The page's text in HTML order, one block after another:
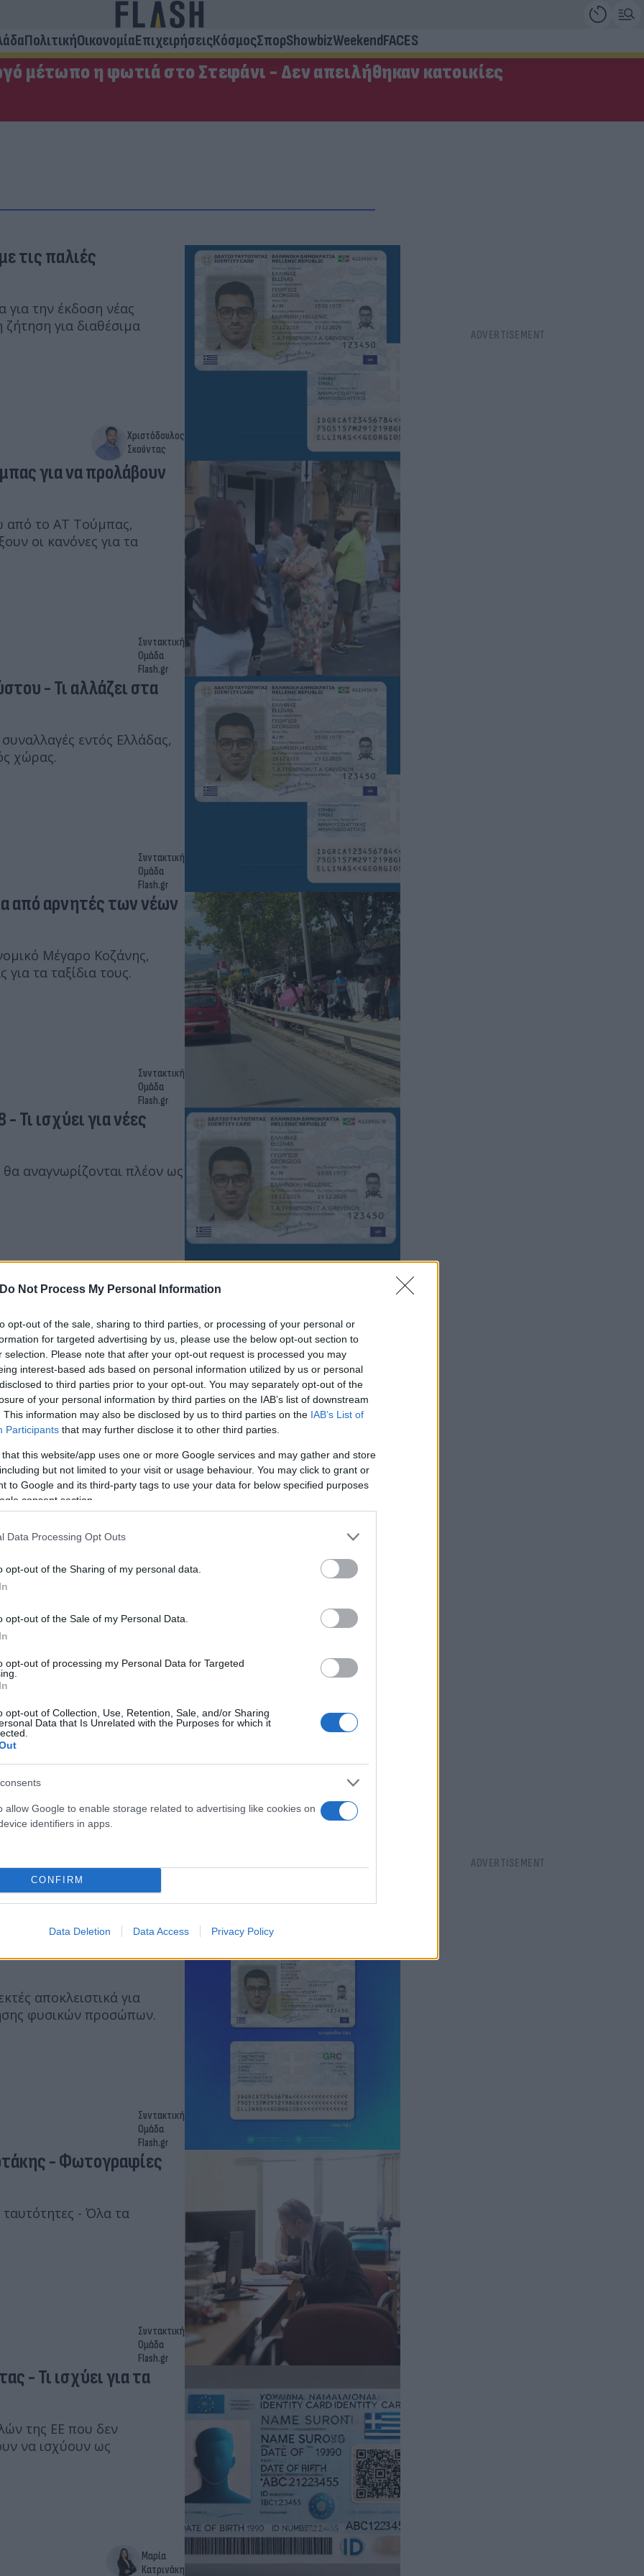
Do Not Process My Personal Information
opt-out of the sale, sharing to third parties, or processing of your personal or
for targeted advertising by us, please use the below opt-out section to
selection. Please note that after your opt-out request is processed you may
interest-based ads based on personal information utilized by us or personal
to third parties prior to your opt-out. You may separately opt-out of the
of your personal information by third parties on the IAB’s list of downstream
This information may also be disclosed by us to third parties on the IAB’s List of
Participants that may further disclose it to other third parties.
that this website/app uses one or more Google services and may gather and store
but not limited to your visit or usage behaviour. You may click to grant or
to Google and its third-party tags to use your data for below specified purposes
consent section.
Data Processing Opt Outs
opt-out of the Sharing of my personal data.
opt-out of the Sale of my Personal Data.
opt-out of processing my Personal Data for Targeted
opt-out of Collection, Use, Retention, Sale, and/or Sharing
Data that Is Unrelated with the Purposes for which it
allow Google to enable storage related to advertising like cookies on
identifiers in apps.
CONFIRM
Data Deletion Data Access Privacy Policy
ΠολιτικήΟικονομίαΕπιχειρήσειςΚόσμοςΣπορShowbizWeekendFACES
μέτωπο η φωτιά στο Στεφάνι - Δεν απειλήθηκαν κατοικίες
τις παλιές
για την έκδοση νέας
για διαθέσιμα
Χριστόδουλος
Σκούντας
για να προλάβουν
από το ΑΤ Τούμπας,
οι κανόνες για τα
Συντακτική
Ομάδα
Flash.gr
- Τι αλλάζει στα
εντός Ελλάδας,
χώρας.
Συντακτική
Ομάδα
Flash.gr
από αρνητές των νέων
Μέγαρο Κοζάνης,
για τα ταξίδια τους.
Συντακτική
Ομάδα
Flash.gr
Τι ισχύει για νέες
αναγνωρίζονται πλέον ως
να εκδώσουν –
συγκεκριμένες
Βασίλης
επιτυχόντες στις
αστυνομική ταυτότητα
Συντακτική
Flash.gr
- Πού παραμένουν
αποκλειστικά για
φυσικών προσώπων.
Συντακτική
Ομάδα
Flash.gr
- Φωτογραφίες
ταυτότητες - Όλα τα
Συντακτική
Ομάδα
Flash.gr
- Τι ισχύει για τα
της ΕΕ που δεν
να ισχύουν ως
Μαρία
Κατρινάκη